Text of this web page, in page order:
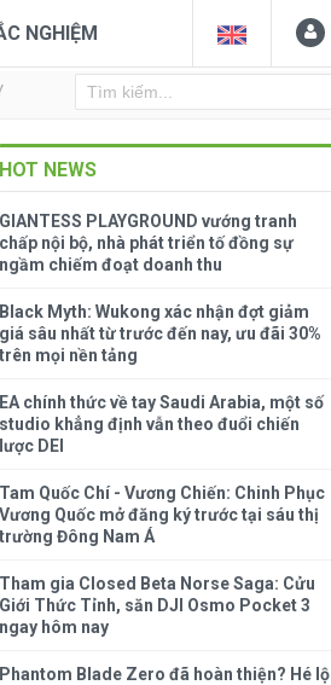
NGHIỆM
HOT NEWS
GIANTESS PLAYGROUND vướng tranh
chấp nội bộ, nhà phát triển tố đồng sự
ngầm chiếm đoạt doanh thu
Black Myth: Wukong xác nhận đợt giảm
giá sâu nhất từ trước đến nay, ưu đãi 30%
trên mọi nền tảng
EA chính thức về tay Saudi Arabia, một số
studio khẳng định vẫn theo đuổi chiến
lược DEI
Tam Quốc Chí - Vương Chiến: Chinh Phục
Vương Quốc mở đăng ký trước tại sáu thị
trường Đông Nam Á
Tham gia Closed Beta Norse Saga: Cửu
Giới Thức Tỉnh, săn DJI Osmo Pocket 3
ngay hôm nay
Phantom Blade Zero đã hoàn thiện? Hé lộ